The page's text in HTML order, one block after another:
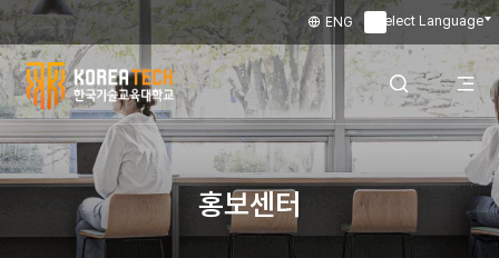
Select Language
ENG
한
국
전
홍보센터